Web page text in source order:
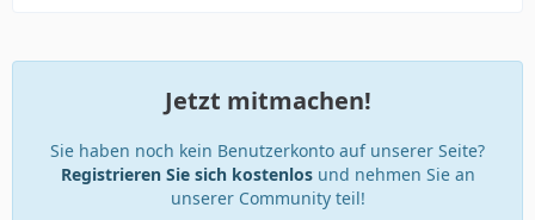
Jetzt mitmachen!
Sie haben noch kein Benutzerkonto auf unserer Seite?
Registrieren Sie sich kostenlosund nehmen Sie an
unserer Community teil!